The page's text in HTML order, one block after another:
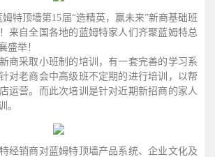
姆特顶墙第15届“造精英，赢未来”新商基础班
来自全国各地的蓝姆特家人们齐聚蓝姆特总
盛举！
商采取小班制的培训，有一套完善的学习系
对老商会中高级班不定期的进行培训，以帮
运营。而此次培训是针对近期新招商的家人
。
经销商对蓝姆特顶墙产品系统、企业文化及